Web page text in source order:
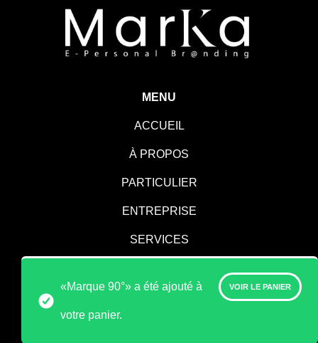
VOIR LE PANIER
«Marque 90°» a été ajouté à
votre panier.
MENU
ACCUEIL
À PROPOS
PARTICULIER
ENTREPRISE
SERVICES